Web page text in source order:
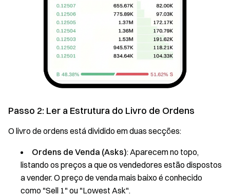
Passo 2: Ler a Estrutura do Livro de Ordens
O livro de ordens está dividido em duas secções:
Ordens de Venda (Asks): Aparecem no topo,
listando os preços a que os vendedores estão dispostos
a vender. O preço de venda mais baixo é conhecido
como "Sell 1" ou "Lowest Ask".